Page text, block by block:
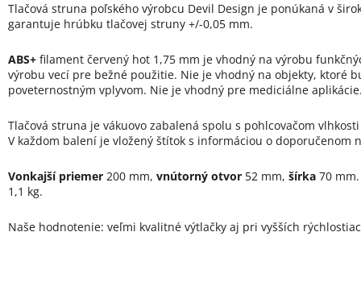
Tlačová struna poľského výrobcu Devil Design je ponúkaná v
garantuje hrúbku tlačovej struny +/-0,05 mm.
ABS+ filament červený hot 1,75 mm je vhodný na výrobu
výrobu vecí pre bežné použitie. Nie je vhodný na objekty, ktoré
poveternostným vplyvom. Nie je vhodný pre mediciálne
Tlačová struna je vákuovo zabalená spolu s pohlcovačom
V každom balení je vložený štítok s informáciou o doporučenom
Vonkajší priemer 200 mm, vnútorný otvor 52 mm, šírka 70
1,1 kg.
Naše hodnotenie: veľmi kvalitné výtlačky aj pri vyšších